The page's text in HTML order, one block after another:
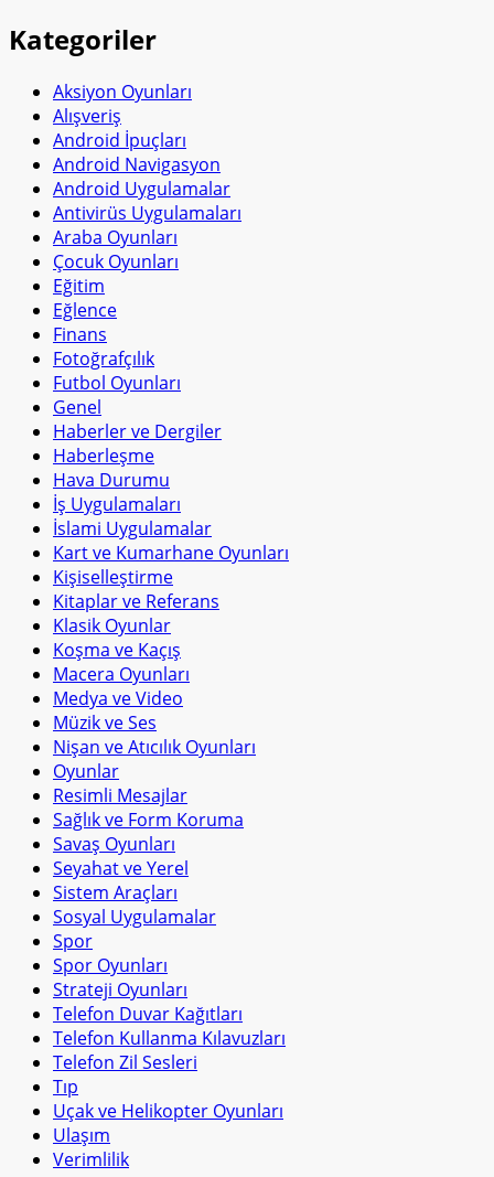
Kategoriler
Aksiyon Oyunları
Alışveriş
Android İpuçları
Android Navigasyon
Android Uygulamalar
Antivirüs Uygulamaları
Araba Oyunları
Çocuk Oyunları
Eğitim
Eğlence
Finans
Fotoğrafçılık
Futbol Oyunları
Genel
Haberler ve Dergiler
Haberleşme
Hava Durumu
İş Uygulamaları
İslami Uygulamalar
Kart ve Kumarhane Oyunları
Kişiselleştirme
Kitaplar ve Referans
Klasik Oyunlar
Koşma ve Kaçış
Macera Oyunları
Medya ve Video
Müzik ve Ses
Nişan ve Atıcılık Oyunları
Oyunlar
Resimli Mesajlar
Sağlık ve Form Koruma
Savaş Oyunları
Seyahat ve Yerel
Sistem Araçları
Sosyal Uygulamalar
Spor
Spor Oyunları
Strateji Oyunları
Telefon Duvar Kağıtları
Telefon Kullanma Kılavuzları
Telefon Zil Sesleri
Tıp
Uçak ve Helikopter Oyunları
Ulaşım
Verimlilik